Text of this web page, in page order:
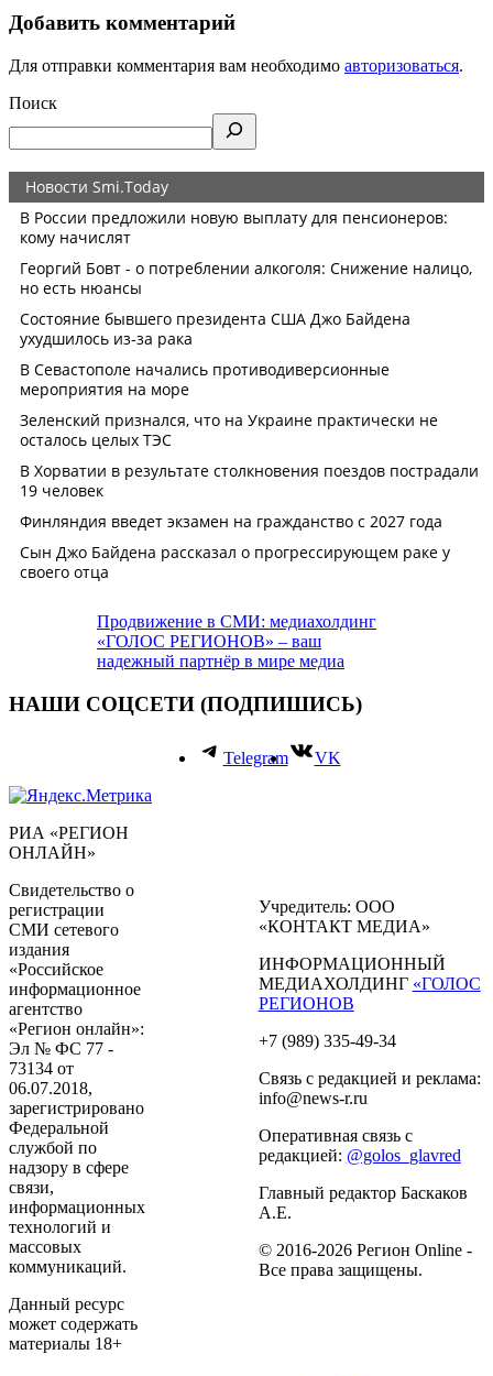
Добавить комментарий
Для отправки комментария вам необходимо авторизоваться.
Поиск
Продвижение в СМИ: медиахолдинг
«ГОЛОС РЕГИОНОВ» – ваш
надежный партнёр в мире медиа
НАШИ СОЦСЕТИ (ПОДПИШИСЬ)
Telegram VK
РИА «РЕГИОН
ОНЛАЙН»
Свидетельство о
регистрации
СМИ сетевого
издания
«Российское
информационное
агентство
«Регион онлайн»:
Эл № ФС 77 -
73134 от
06.07.2018,
зарегистрировано
Федеральной
службой по
надзору в сфере
связи,
информационных
технологий и
массовых
коммуникаций.
Данный ресурс
может содержать
материалы 18+
Учредитель: ООО
«КОНТАКТ МЕДИА»
ИНФОРМАЦИОННЫЙ
МЕДИАХОЛДИНГ «ГОЛОС
РЕГИОНОВ
+7 (989) 335-49-34
Связь с редакцией и реклама:
info@news-r.ru
Оперативная связь с
редакцией: @golos_glavred
Главный редактор Баскаков
А.Е.
© 2016-2026 Регион Online -
Все права защищены.